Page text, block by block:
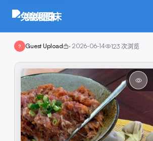
兔兔图床
? Guest Upload · 2026-06-14 123 次浏览